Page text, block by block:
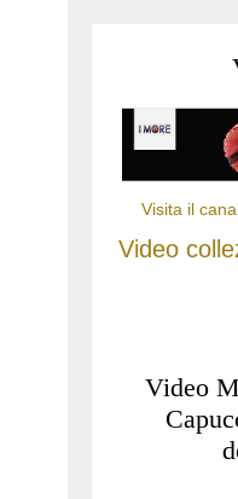
Visita il
Video
Video